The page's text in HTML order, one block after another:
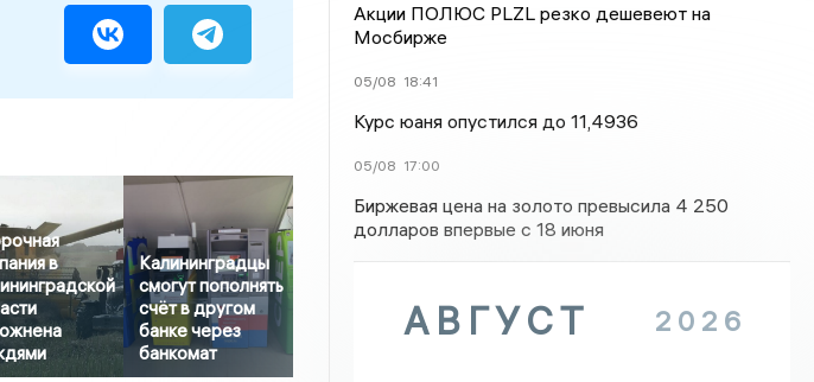
в
Калининградцы
смогут пополнять
счёт в другом
банке через
банкомат
Акции ПОЛЮС PLZL резко дешевеют на
Мосбирже
05/08 18:41
Курс юаня опустился до 11,4936
05/08 17:00
Биржевая цена на золото превысила 4 250
долларов впервые с 18 июня
АВГУСТ 2026